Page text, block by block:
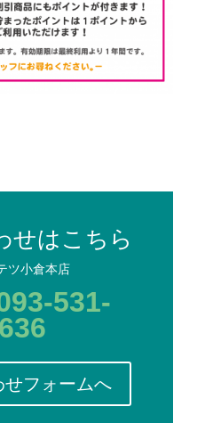
せはこちら
ツ小倉本店
531-
せフォームへ